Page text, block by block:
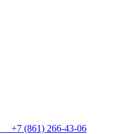
+7 (861) 266-43-06